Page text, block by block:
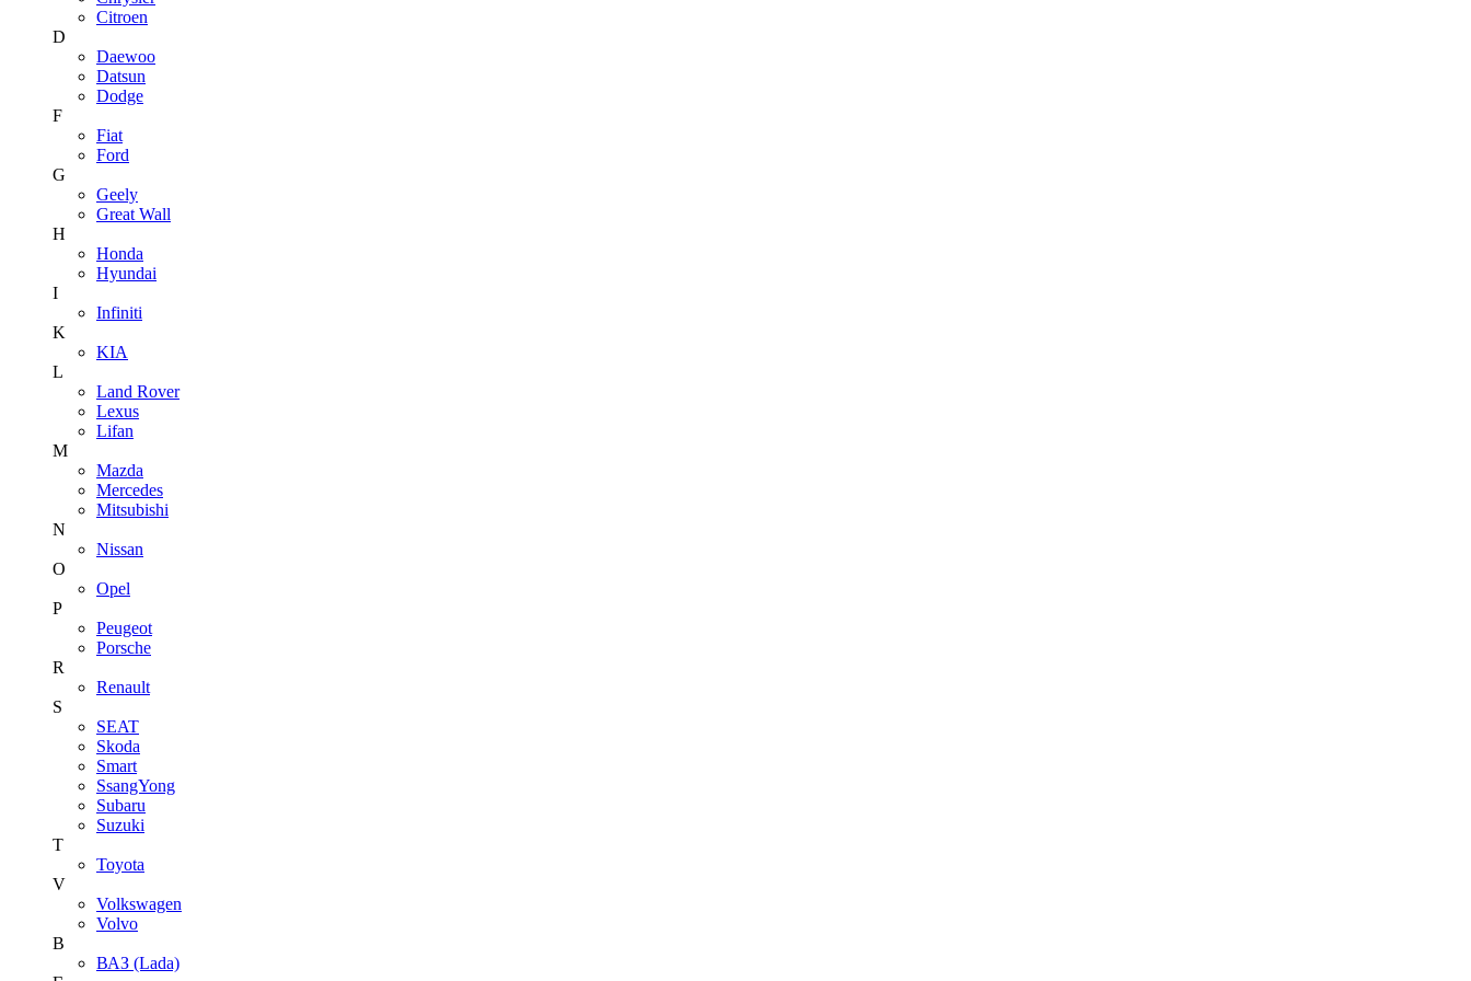
Citroen
D
Daewoo
Datsun
Dodge
F
Fiat
Ford
G
Geely
Great Wall
H
Honda
Hyundai
I
Infiniti
K
KIA
L
Land Rover
Lexus
Lifan
M
Mazda
Mercedes
Mitsubishi
N
Nissan
O
Opel
P
Peugeot
Porsche
R
Renault
S
SEAT
Skoda
Smart
SsangYong
Subaru
Suzuki
T
Toyota
V
Volkswagen
Volvo
В
ВАЗ (Lada)